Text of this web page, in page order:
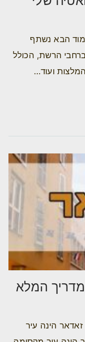
הבא נשתף
הרשת, הכולל
ועוד…
המלא
הינה עיר